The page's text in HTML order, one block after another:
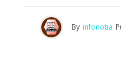
By infonotia